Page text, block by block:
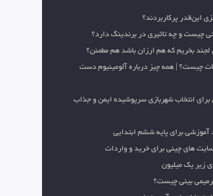
این‌قدر پرکاربردند؟
چیست و چه تاثیری در برندینگ دارد؟
لجند بخریم که هم ارزان باشد هم مطمئن؟
چیست؟ | همه چیز درباره آلومینیوم دست
برای انتخاب شهربازی سرپوشیده ایمن و جذاب
برای پایه ششم ابتدایی
سایت های چینی برای خرید و واردات
زیر یک میلیون
بینی چیست؟